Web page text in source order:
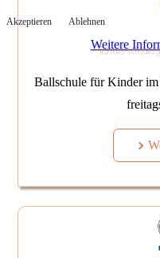
Tennis-
Ballschule für Kinder im
Akzeptieren Ablehnen
Weitere